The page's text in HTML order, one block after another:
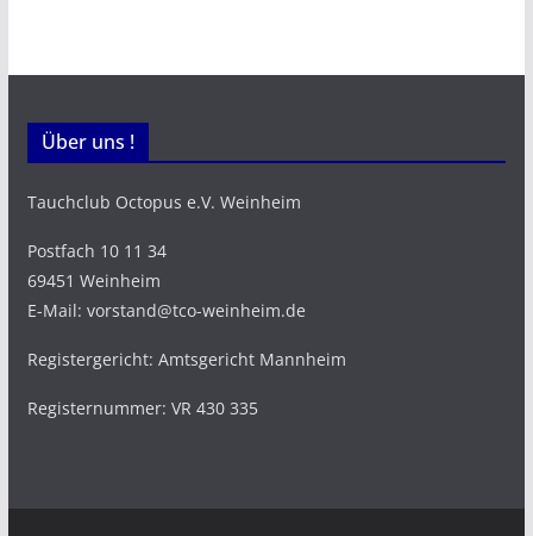
Über uns !
Tauchclub Octopus e.V. Weinheim
Postfach 10 11 34
69451 Weinheim
E-Mail: vorstand@tco-weinheim.de
Registergericht: Amtsgericht Mannheim
Registernummer: VR 430 335